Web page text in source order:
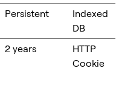
Persistent
Indexed
DB
2 years
HTTP
Cookie